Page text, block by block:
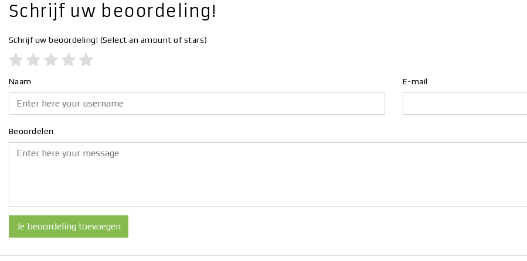
Schrijf uw beoordeling!
Schrijf uw beoordeling! (Select an amount of stars)
Naam E-mail
Beoordelen
Je beoordeling toevoegen